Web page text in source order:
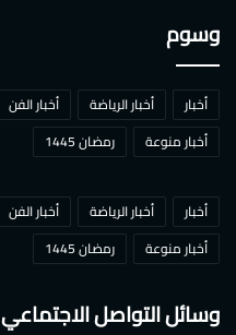
وسوم
أخبار أخبار الرياضة أخبار الفن
أخبار منوعة
رمضان 1445
أخبار أخبار الرياضة أخبار الفن
أخبار منوعة
رمضان 1445
وسائل التواصل الاجتماعي